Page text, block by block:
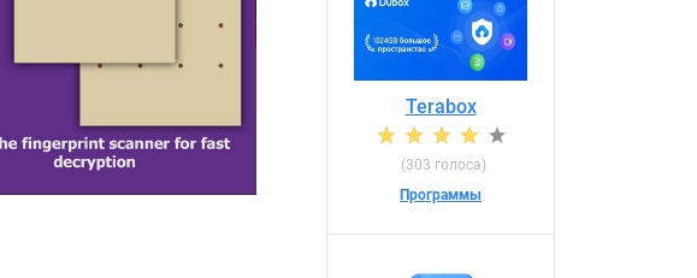
Terabox
(303 голоса)
Программы